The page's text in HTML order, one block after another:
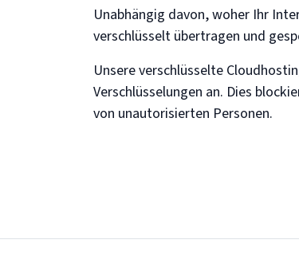
Unabhängig davon, woher Ihr
verschlüsselt übertragen und
Unsere verschlüsselte
Verschlüsselungen an. Dies
von unautorisierten Personen.